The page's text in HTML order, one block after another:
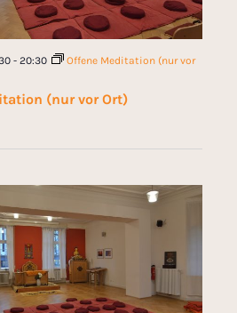
(nur vor Ort)
- 20:30
Offene Meditation (nur vor